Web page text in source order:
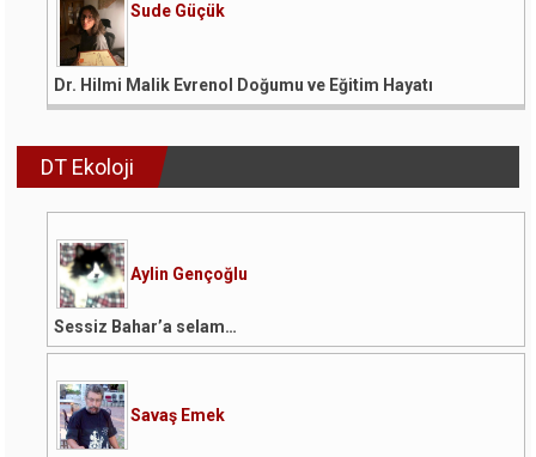
Sude Güçük
Dr. Hilmi Malik Evrenol Doğumu ve Eğitim Hayatı
DT Ekoloji
Aylin Gençoğlu
Sessiz Bahar’a selam…
Savaş Emek